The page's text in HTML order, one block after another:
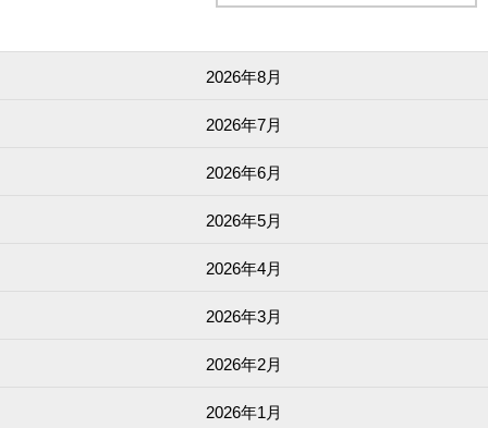
2026年8月
2026年7月
2026年6月
2026年5月
2026年4月
2026年3月
2026年2月
2026年1月